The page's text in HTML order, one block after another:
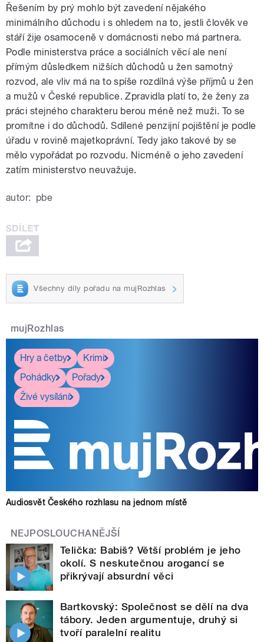
Řešením by prý mohlo být zavedení nějakého
minimálního důchodu i s ohledem na to, jestli člověk ve
stáří žije osamoceně v domácnosti nebo má partnera.
Podle ministerstva práce a sociálních věcí ale není
přímým důsledkem nižších důchodů u žen samotný
rozvod, ale vliv má na to spíše rozdílná výše příjmů u žen
a mužů v České republice. Zpravidla platí to, že ženy za
práci stejného charakteru berou méně než muži. To se
promítne i do důchodů. Sdílené penzijní pojištění je podle
úřadu v rovině majetkoprávní. Tedy jako takové by se
mělo vypořádat po rozvodu. Nicméně o jeho zavedení
zatím ministerstvo neuvažuje.
autor: pbe
Všechny díly pořadu na mujRozhlas
mujRozhlas
Hry a četby
Krimi
Pohádky
Pořady
Živé vysílání
Audiosvět Českého rozhlasu na jednom místě
NEJPOSLOUCHANĚJŠÍ
Telička: Babiš? Větší problém je jeho
okolí. S neskutečnou arogancí se
přikrývají absurdní věci
Bartkovský: Společnost se dělí na dva
tábory. Jeden argumentuje, druhý si
tvoří paralelní realitu